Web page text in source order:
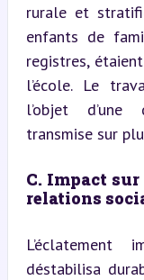
rurale et
enfants de
registres,
l’école. Le
l’objet d’une
transmise sur
C. Impact
relations
L’éclatement
déstabilisa